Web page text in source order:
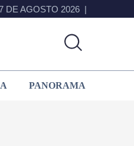
DE AGOSTO 2026
PANORAMA